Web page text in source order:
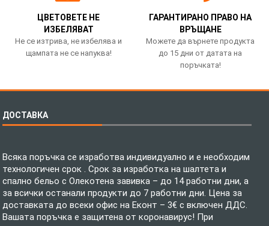
ЦВЕТОВЕТЕ НЕ
ИЗБЕЛЯВАТ
Не се изтрива, не избелява и
щампата не се напуква!
ГАРАНТИРАНО ПРАВО НА
ВРЪЩАНЕ
Можете да върнете продукта
до 15 дни от датата на
поръчката!
ДОСТАВКА
Всяка поръчка се изработва индивидуално и е необходим
технологичен срок . Срок за изработка на шалтета и
спално бельо с Олекотена завивка – до 14 работни дни, а
за всички останали продукти до 7 работни дни. Цена за
доставката до всеки офис на Еконт – 3€ с включен ДДС.
Вашата поръчка е защитена от коронавирус! При